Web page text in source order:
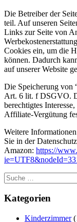
Die Betreiber der
teil. Auf unseren
Links zur Seite von
Cookies ein, um die
können. Dadurch
auf unserer Website
Die Speicherung von
Art. 6 lit. f DSGVO.
berechtigtes
Affiliate-Vergütung
Weitere
Sie in der
Amazon: https://
Kategorien
Kinderzimmer